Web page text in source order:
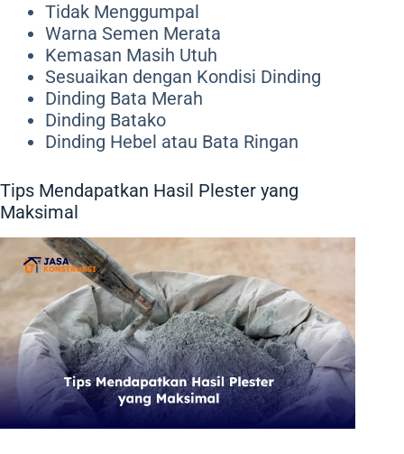
Tidak Menggumpal
Warna Semen Merata
Kemasan Masih Utuh
Sesuaikan dengan Kondisi Dinding
Dinding Bata Merah
Dinding Batako
Dinding Hebel atau Bata Ringan
Tips Mendapatkan Hasil Plester yang
Maksimal